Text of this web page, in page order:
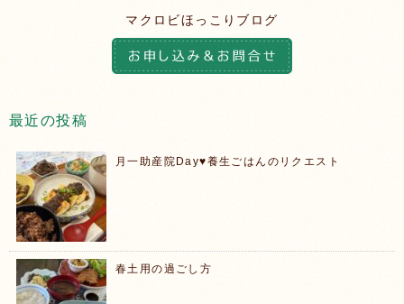
マクロビほっこりブログ
最近の投稿
月一助産院Day♥️養生ごはんのリクエスト
春土用の過ごし方